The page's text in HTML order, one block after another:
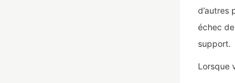
d’autres
échec
support.
Lorsque